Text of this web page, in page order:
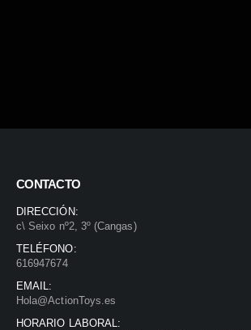
CONTACTO
DIRECCIÓN:
c\ Seixo nº2, 3º (Cangas)
TELÉFONO:
616947674
EMAIL:
Hola@ActionToys.es
HORARIO LABORAL: